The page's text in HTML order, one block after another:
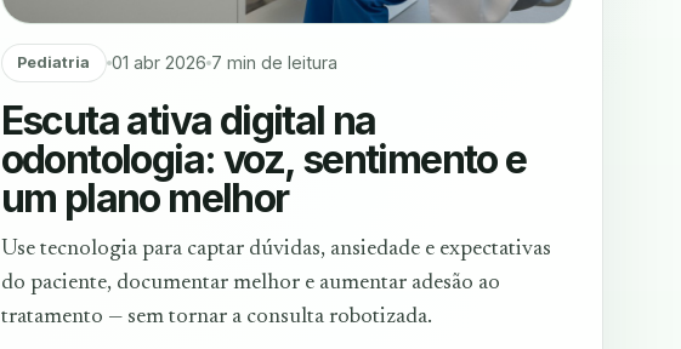
Pediatria 01 abr 2026 7 min de leitura
Escuta ativa digital na
odontologia: voz, sentimento e
um plano melhor
Use tecnologia para captar dúvidas, ansiedade e expectativas
do paciente, documentar melhor e aumentar adesão ao
tratamento — sem tornar a consulta robotizada.